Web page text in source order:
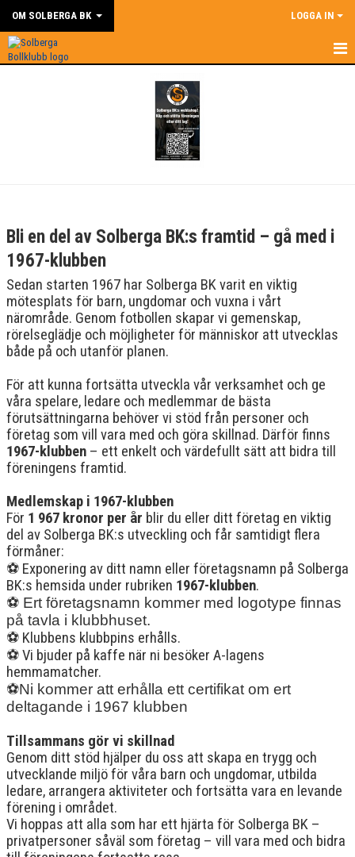
OM SOLBERGA BK LOGGA IN
STADGAR
MEDLEMSFÖRMÅNER
1967 KLUBBEN
BILDGALLERI
Bli en del av Solberga BK:s framtid – gå med i
1967-klubben
Sedan starten 1967 har Solberga BK varit en viktig
mötesplats för barn, ungdomar och vuxna i vårt
närområde. Genom fotbollen skapar vi gemenskap,
rörelseglädje och möjligheter för människor att utvecklas
både på och utanför planen.
För att kunna fortsätta utveckla vår verksamhet och ge
våra spelare, ledare och medlemmar de bästa
förutsättningarna behöver vi stöd från personer och
företag som vill vara med och göra skillnad. Därför finns
1967-klubben – ett enkelt och värdefullt sätt att bidra till
föreningens framtid.
Medlemskap i 1967-klubben
För 1 967 kronor per år blir du eller ditt företag en viktig
del av Solberga BK:s utveckling och får samtidigt flera
förmåner:
⚽ Exponering av ditt namn eller företagsnamn på Solberga
BK:s hemsida under rubriken 1967-klubben.
⚽ Ert företagsnamn kommer med logotype finnas
på tavla i klubbhuset.
⚽ Klubbens klubbpins erhålls.
⚽Vi bjuder på kaffe när ni besöker A-lagens
hemmamatcher.
⚽Ni kommer att erhålla ett certifikat om ert
deltagande i 1967 klubben
Tillsammans gör vi skillnad
Genom ditt stöd hjälper du oss att skapa en trygg och
utvecklande miljö för våra barn och ungdomar, utbilda
ledare, arrangera aktiviteter och fortsätta vara en levande
förening i området.
Vi hoppas att alla som har ett hjärta för Solberga BK –
privatpersoner såväl som företag – vill vara med och bidra